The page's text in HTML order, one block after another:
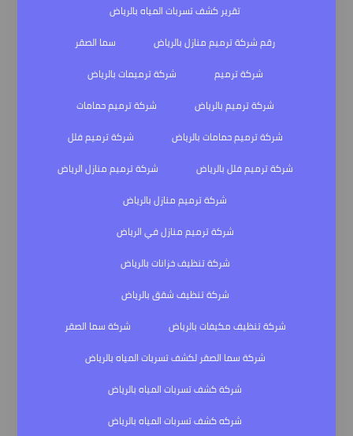
تقرير كشف تسربات المياه بالرياض
رقم شركة ترميم منازل بالرياض
سما الصقر
شركة ترميم
شركة ترميمات بالرياض
شركة ترميم بالرياض
شركة ترميم حمامات
شركة ترميم حمامات بالرياض
شركة ترميم فلل
شركة ترميم فلل بالرياض
شركة ترميم منازل الرياض
شركة ترميم منازل بالرياض
شركة ترميم منازل في الرياض
شركة تنظيف خزانات بالرياض
شركة تنظيف شقق بالرياض
شركة تنظيف مكيفات بالرياض
شركة سما الصقر
شركة سما الصقر لكشف تسربات المياه بالرياض
شركة كشف تسربات المياه بالرياض
شركه كشف تسربات المياه بالرياض